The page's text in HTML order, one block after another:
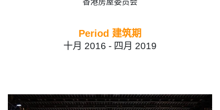
香港房屋委员会
Period 建筑期
十月 2016 - 四月 2019